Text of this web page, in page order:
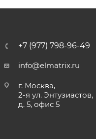
+7 (977) 798-96-49
info@elmatrix.ru
г. Москва,
2-я ул. Энтузиастов,
д. 5, офис 5